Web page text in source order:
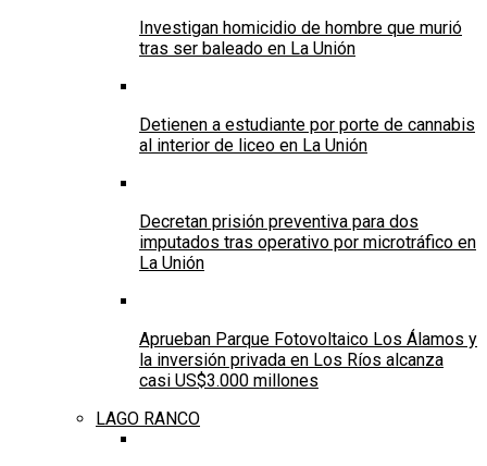
Investigan homicidio de hombre que murió
tras ser baleado en La Unión
Detienen a estudiante por porte de cannabis
al interior de liceo en La Unión
Decretan prisión preventiva para dos
imputados tras operativo por microtráfico en
La Unión
Aprueban Parque Fotovoltaico Los Álamos y
la inversión privada en Los Ríos alcanza
casi US$3.000 millones
LAGO RANCO